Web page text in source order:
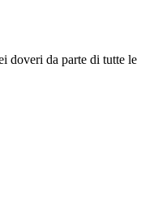
doveri da parte di tutte le